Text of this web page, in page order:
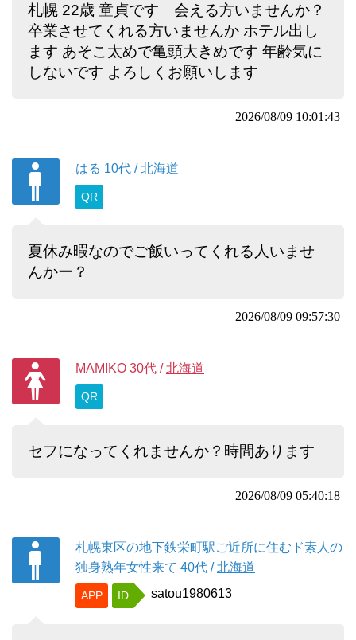
札幌 22歳 童貞です 会える方いませんか？
卒業させてくれる方いませんか ホテル出し
ます あそこ太めで亀頭大きめです 年齢気に
しないです よろしくお願いします
2026/08/09 10:01:43
はる 10代 /北海道
QR
夏休み暇なのでご飯いってくれる人いませ
んかー？
2026/08/09 09:57:30
MAMIKO 30代 /北海道
QR
セフになってくれませんか？時間あります
2026/08/09 05:40:18
札幌東区の地下鉄栄町駅ご近所に住むド素人の
独身熟年女性来て 40代 /北海道
APP ID satou1980613